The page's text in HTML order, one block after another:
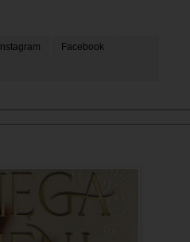
Instagram Facebook